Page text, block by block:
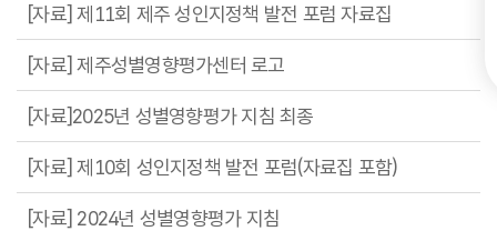
[자료] 제11회 제주 성인지정책 발전 포럼 자료집
[자료] 제주성별영향평가센터 로고
[자료]2025년 성별영향평가 지침 최종
[자료] 제10회 성인지정책 발전 포럼(자료집 포함)
[자료] 2024년 성별영향평가 지침